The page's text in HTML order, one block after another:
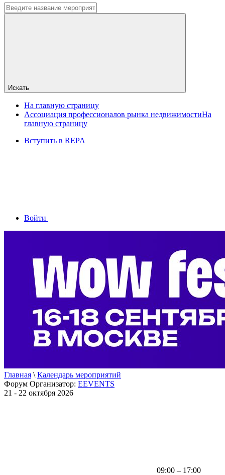
Искать
На главную страницу
Ассоциация профессионалов рынка недвижимостиНа
главную страницу
Вступить в REPA
Войти
Главная \ Календарь мероприятий
Форум Организатор: EEVENTS
21 - 22 октября 2026
09:00 – 17:00